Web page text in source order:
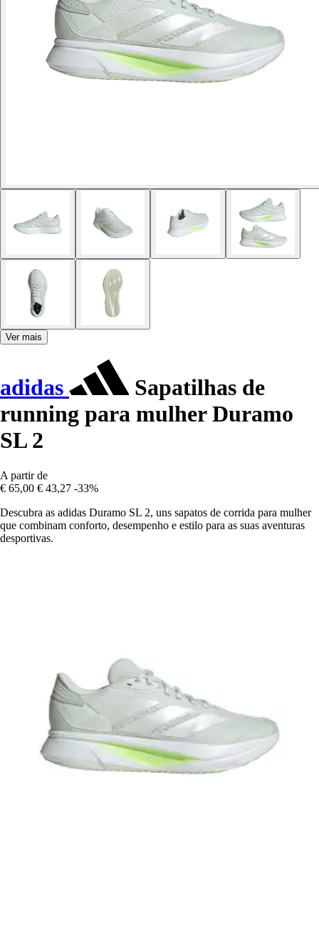
Ver mais
adidas
Sapatilhas de
running para mulher Duramo
SL 2
A partir de
€ 65,00 € 43,27 -33%
Descubra as adidas Duramo SL 2, uns sapatos de corrida para mulher
que combinam conforto, desempenho e estilo para as suas aventuras
desportivas.